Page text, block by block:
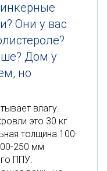
Они у вас
Дом у
но
влагу.
это 30 кг
толщина 100-
250 мм
ППУ.